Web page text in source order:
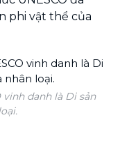
phi vật thể của
danh là Di sản